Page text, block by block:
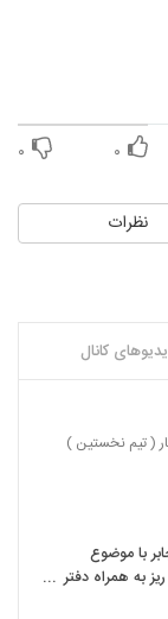
۰ ۰
نظرات
کانال
( تیم نخستین )
با موضوع
به همراه دفتر